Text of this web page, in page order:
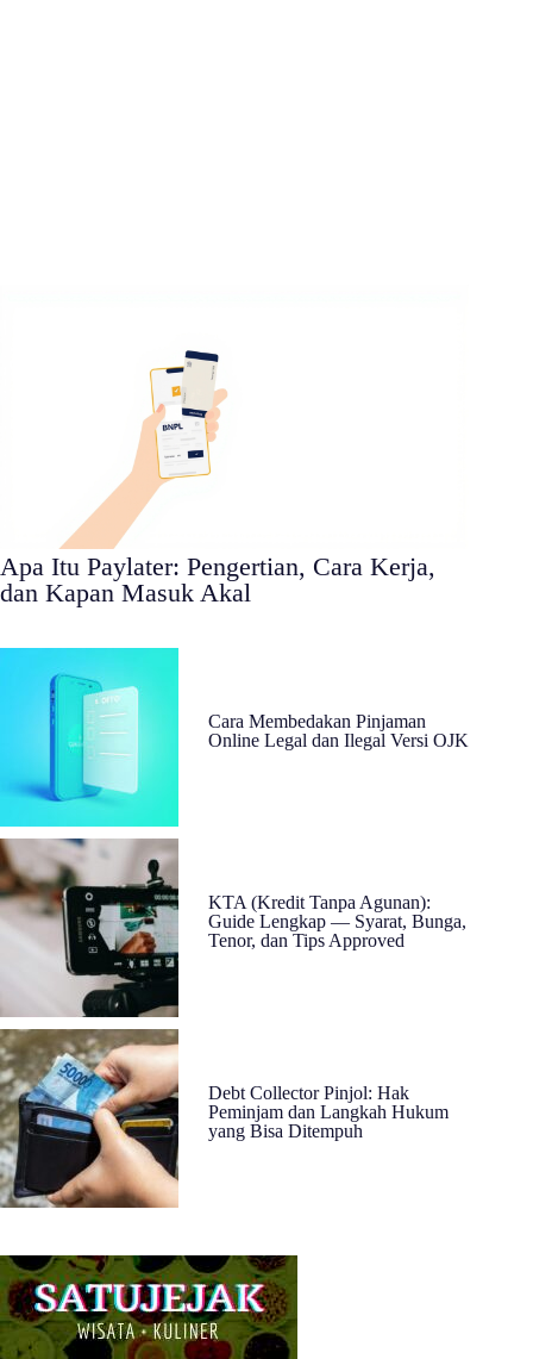
Apa Itu Paylater: Pengertian, Cara Kerja,
dan Kapan Masuk Akal
Cara Membedakan Pinjaman
Online Legal dan Ilegal Versi OJK
KTA (Kredit Tanpa Agunan):
Guide Lengkap — Syarat, Bunga,
Tenor, dan Tips Approved
Debt Collector Pinjol: Hak
Peminjam dan Langkah Hukum
yang Bisa Ditempuh